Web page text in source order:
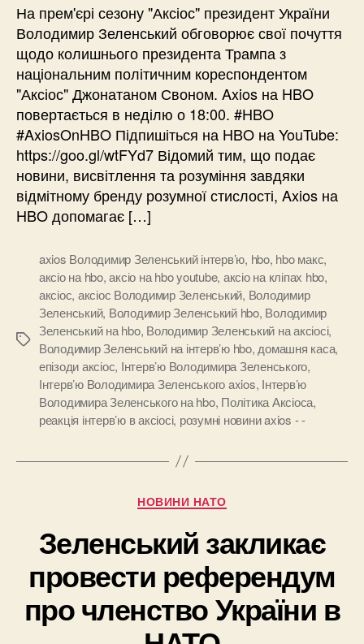
На прем'єрі сезону "Аксіос" президент України
Володимир Зеленський обговорює свої почуття
щодо колишнього президента Трампа з
національним політичним кореспондентом
"Аксіос" Джонатаном Своном. Axios на HBO
повертається в неділю о 18:00. #HBO
#AxiosOnHBO Підпишіться на HBO на YouTube:
https://goo.gl/wtFYd7 Відомий тим, що подає
новини, висвітлення та розуміння завдяки
відмітному бренду розумної стислості, Axios на
HBO допомагає […]
Позначки
axios Володимир Зеленський інтерв’ю, hbo, hbo макс,
аксіо на hbo,аксіо на hbo youtube, аксіо на кліпах hbo,
аксіос, аксіос Володимир Зеленський, Володимир
Зеленський, Володимир Зеленський hbo, Володимир
Зеленський на hbo, Володимир Зеленський на аксіосі,
Володимир Зеленський на інтерв’ю hbo, домашня каса,
епізоди аксіос, Інтерв’ю Володимира Зеленського,
Інтерв’ю Володимира Зеленського axios, Інтерв’ю
Володимира Зеленського на hbo, Політика Аксіоса,
реакція інтерв’ю в аксіосі, розумні новини axios - -
Категорії
НОВИНИ НАТО
Зеленський закликає
провести референдум
про членство України в